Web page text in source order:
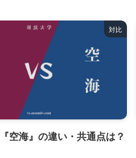
対比
空海』の違い・共通点は？